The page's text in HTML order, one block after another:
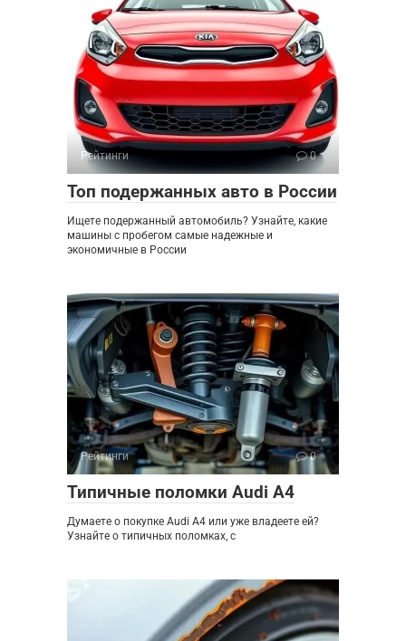
Рейтинги 0
Топ подержанных авто в России
Ищете подержанный автомобиль? Узнайте, какие
машины с пробегом самые надежные и
экономичные в России
Рейтинги 0
Типичные поломки Audi A4
Думаете о покупке Audi A4 или уже владеете ей?
Узнайте о типичных поломках, с